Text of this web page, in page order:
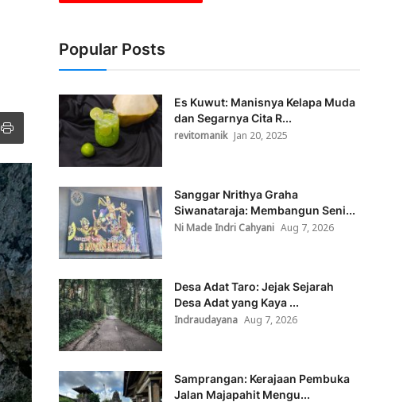
Popular Posts
Es Kuwut: Manisnya Kelapa Muda
dan Segarnya Cita R...
revitomanik Jan 20, 2025
Sanggar Nrithya Graha
Siwanataraja: Membangun Seni...
Ni Made Indri Cahyani Aug 7, 2026
Desa Adat Taro: Jejak Sejarah
Desa Adat yang Kaya ...
Indraudayana Aug 7, 2026
Samprangan: Kerajaan Pembuka
Jalan Majapahit Mengu...